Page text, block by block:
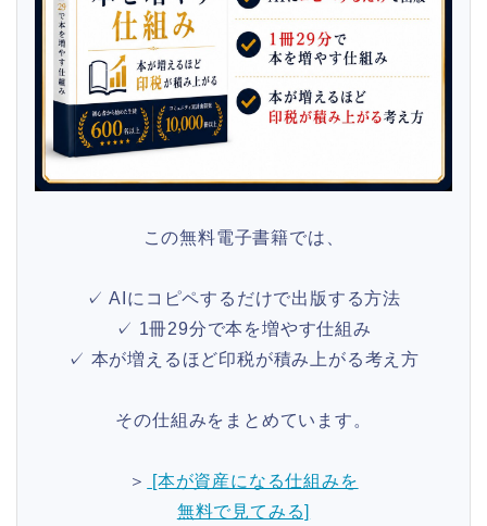
この無料電子書籍では、
✓ AIにコピペするだけで出版する方法
✓ 1冊29分で本を増やす仕組み
✓ 本が増えるほど印税が積み上がる考え方
その仕組みをまとめています。
＞
[本が資産になる仕組みを
無料で見てみる]